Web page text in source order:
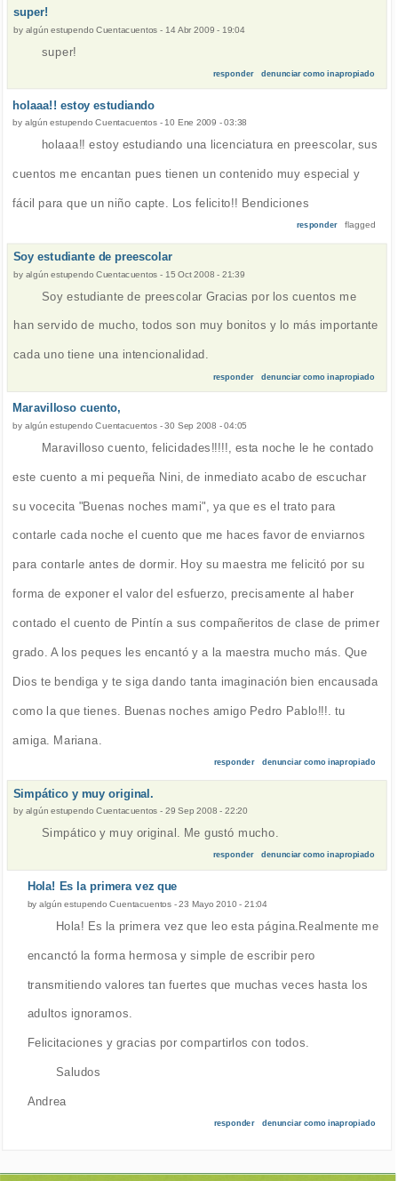
super!
by algún estupendo Cuentacuentos - 14 Abr 2009 - 19:04
super!
responder denunciar como inapropiado
holaaa!! estoy estudiando
by algún estupendo Cuentacuentos-10 Ene 2009 - 03:38
holaaa!! estoy estudiando una licenciatura en preescolar, sus
cuentos me encantan pues tienen un contenido muy especial y
fácil para que un niño capte. Los felicito!! Bendiciones
responder flagged
Soy estudiante de preescolar
by algún estupendo Cuentacuentos - 15 Oct 2008 - 21:39
Soy estudiante de preescolar Gracias por los cuentos me
han servido de mucho, todos son muy bonitos y lo más importante
cada uno tiene una intencionalidad.
responder denunciar como inapropiado
Maravilloso cuento,
by algún estupendo Cuentacuentos-30 Sep 2008 - 04:05
Maravilloso cuento, felicidades!!!!!, esta noche le he contado
este cuento a mi pequeña Nini, de inmediato acabo de escuchar
su vocecita "Buenas noches mami", ya que es el trato para
contarle cada noche el cuento que me haces favor de enviarnos
para contarle antes de dormir. Hoy su maestra me felicitó por su
forma de exponer el valor del esfuerzo, precisamente al haber
contado el cuento de Pintín a sus compañeritos de clase de primer
grado. A los peques les encantó y a la maestra mucho más. Que
Dios te bendiga y te siga dando tanta imaginación bien encausada
como la que tienes. Buenas noches amigo Pedro Pablo!!!. tu
amiga. Mariana.
responder denunciar como inapropiado
Simpático y muy original.
by algún estupendo Cuentacuentos - 29 Sep 2008 - 22:20
Simpático y muy original. Me gustó mucho.
responder denunciar como inapropiado
Hola! Es la primera vez que
byalgún estupendo Cuentacuentos -23 Mayo 2010 - 21:04
Hola! Es la primera vez que leo esta página.Realmente me
encanctó la forma hermosa y simple de escribir pero
transmitiendo valores tan fuertes que muchas veces hasta los
adultos ignoramos.
Felicitaciones y gracias por compartirlos con todos.
Saludos
Andrea
responder denunciar como inapropiado